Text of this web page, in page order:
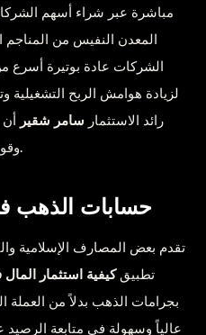
مباشرة عبر شراء أسهم
المعدن النفيس من المناجم
الشركات عادة بوتيرة أسرع
لزيادة هوامش الربح التشغيلية
رائد الاستثمار سامر شقير أن
وقوة الذهب كأصل استراتيجي صلب.
حسابات الذهب
تقدم بعض المصارف الإسلامية
تطبيقكيفية استثمار
بجرامات الذهب بدلاً من العملة
عالياً وسهولة في متابعة الرصيد